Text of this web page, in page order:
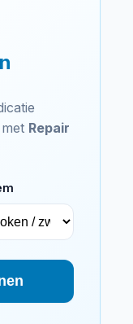
Repair